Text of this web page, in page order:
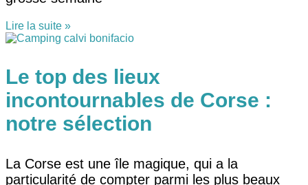
Lire la suite »
Le top des lieux
incontournables de Corse :
notre sélection
La Corse est une île magique, qui a la
particularité de compter parmi les plus beaux